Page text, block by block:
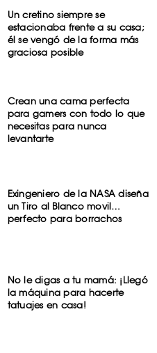
Un cretino siempre se
estacionaba frente a su casa;
él se vengó de la forma más
graciosa posible
Crean una cama perfecta
para gamers con todo lo que
necesitas para nunca
levantarte
Exingeniero de la NASA diseña
un Tiro al Blanco movil…
perfecto para borrachos
No le digas a tu mamá: ¡Llegó
la máquina para hacerte
tatuajes en casa!